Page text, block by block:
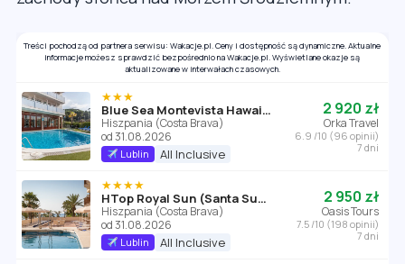
Treści pochodzą od partnera serwisu: Wakacje.pl. Ceny i dostępność są dynamiczne. Aktualne
informacje możesz sprawdzić bezpośrednio na Wakacje.pl. Wyświetlane okazje są
aktualizowane w interwałach czasowych.
★★★
Blue Sea Montevista Hawai (ex Evenia )
Hiszpania (Costa Brava)
od 31.08.2026
Lublin All Inclusive
2 920 zł
Orka Travel
6.9 /10 (96 opinii)
7 dni
★★★★
HTop Royal Sun (Santa Susanna)
Hiszpania (Costa Brava)
od 31.08.2026
Lublin All Inclusive
2 950 zł
Oasis Tours
7.5 /10 (198 opinii)
7 dni